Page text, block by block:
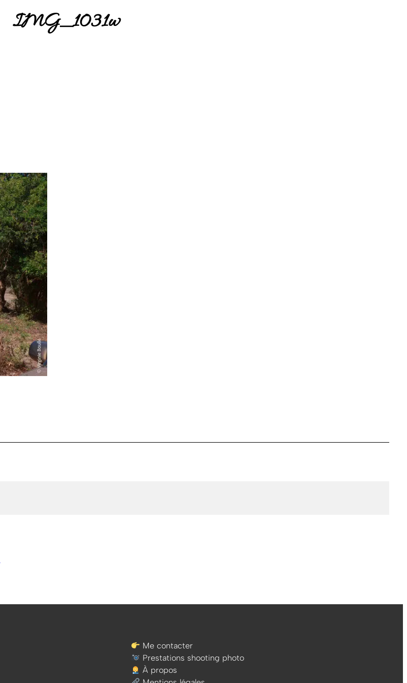
IMG_1031w
Me contacter
Prestations shooting photo
À propos